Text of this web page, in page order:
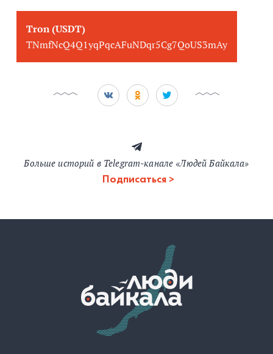
Tron (USDT)
TNmfNcQ4Q1yqPqcAFuNDqr5Cg7QoUS3mAy
Больше историй в Telegram-канале «Людей Байкала»
Подписаться